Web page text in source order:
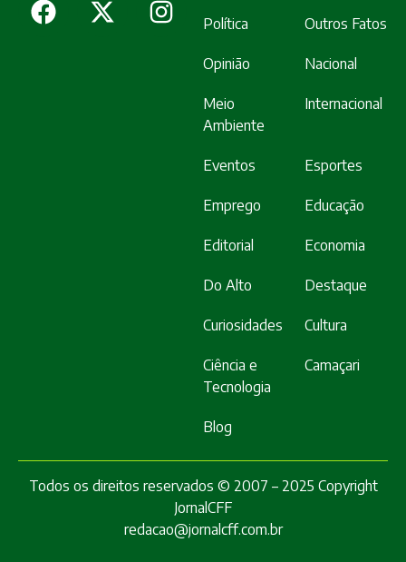
Política Outros Fatos
Opinião Nacional
Meio
Ambiente
Internacional
Eventos Esportes
Emprego Educação
Editorial Economia
Do Alto Destaque
Curiosidades Cultura
Ciência e
Tecnologia
Camaçari
Blog
Todos os direitos reservados © 2007 – 2025 Copyright
JornalCFF
redacao@jornalcff.com.br